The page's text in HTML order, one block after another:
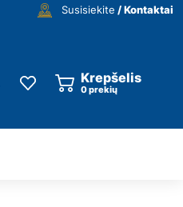
Susisiekite / Kontaktai
Krepšelis
0prekių